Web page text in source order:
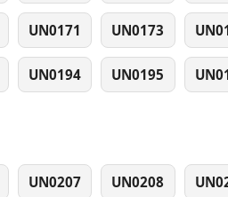
UN0171 UN0173
UN0194 UN0195
UN0207 UN0208